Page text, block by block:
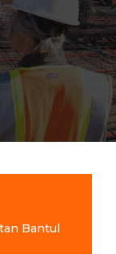
Bantul